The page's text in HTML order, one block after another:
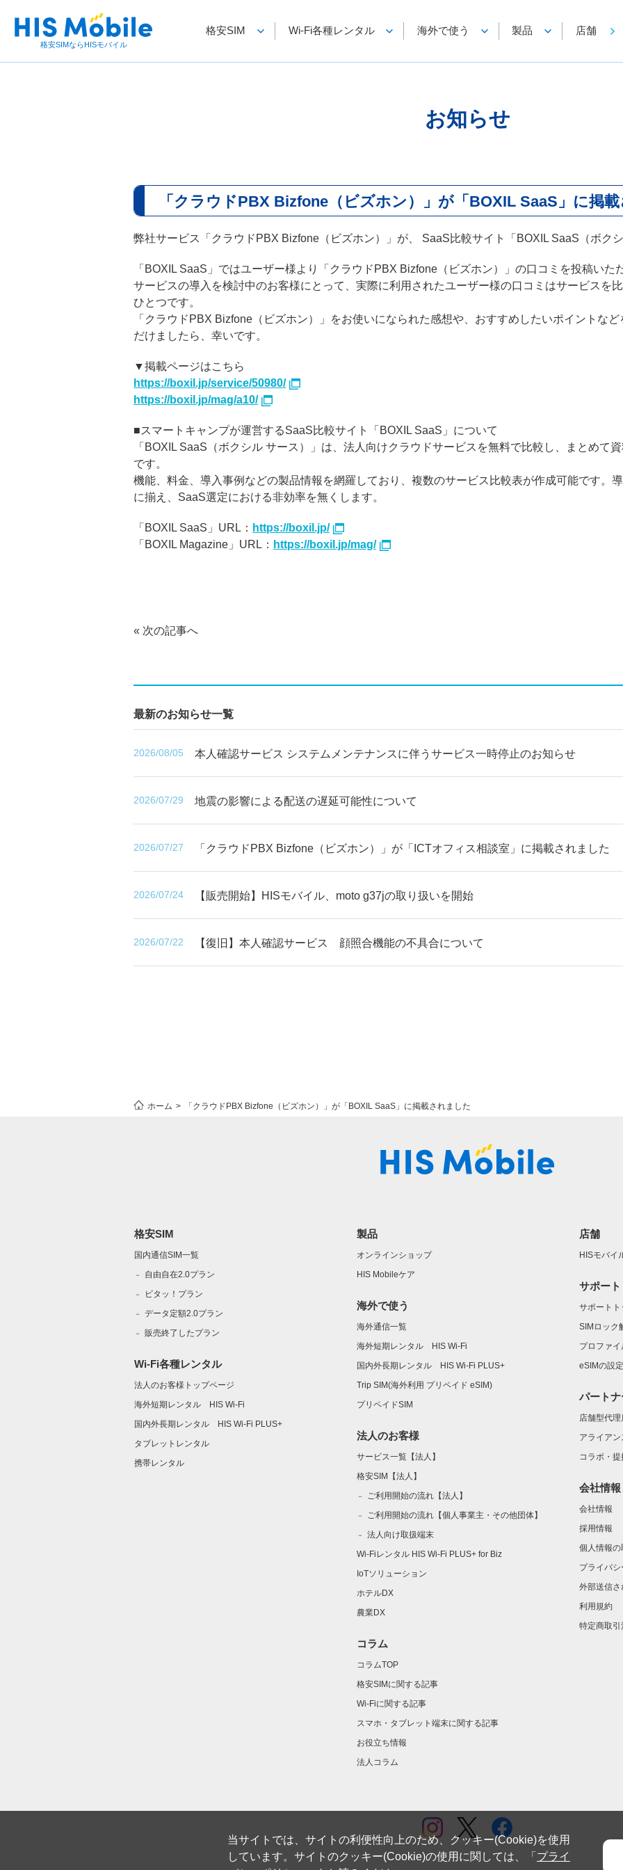
格安SIMならHISモバイル
格安SIM Wi-Fi各種レンタル 海外で使う 製品 店舗
お知らせ
「クラウドPBX Bizfone（ビズホン）」が「BOXIL SaaS」に掲
弊社サービス「クラウドPBX Bizfone（ビズホン）」が、 SaaS比較サイト「BOXIL SaaS（ボク
「BOXIL SaaS」ではユーザー様より「クラウドPBX Bizfone（ビズホン）」の口コミを投稿いた
サービスの導入を検討中のお客様にとって、実際に利用されたユーザー様の口コミはサービスを
ひとつです。
「クラウドPBX Bizfone（ビズホン）」をお使いになられた感想や、おすすめしたいポイントな
だけましたら、幸いです。
▼掲載ページはこちら
https://boxil.jp/service/50980/
https://boxil.jp/mag/a10/
■スマートキャンプが運営するSaaS比較サイト「BOXIL SaaS」について
「BOXIL SaaS（ボクシル サース）」は、法人向けクラウドサービスを無料で比較し、まとめて
です。
機能、料金、導入事例などの製品情報を網羅しており、複数のサービス比較表が作成可能です。
に揃え、SaaS選定における非効率を無くします。
「BOXIL SaaS」URL： https://boxil.jp/
「BOXIL Magazine」URL： https://boxil.jp/mag/
« 次の記事へ
最新のお知らせ一覧
2026/08/05 本人確認サービス システムメンテナンスに伴うサービス一時停止のお知らせ
2026/07/29 地震の影響による配送の遅延可能性について
2026/07/27 「クラウドPBX Bizfone（ビズホン）」が「ICTオフィス相談室」に掲載されました
2026/07/24 【販売開始】HISモバイル、moto g37jの取り扱いを開始
2026/07/22 【復旧】本人確認サービス 顔照合機能の不具合について
ホーム 「クラウドPBX Bizfone（ビズホン）」が「BOXIL SaaS」に掲載されました
格安SIM
国内通信SIM一覧
自由自在2.0プラン
ビタッ！プラン
データ定額2.0プラン
販売終了したプラン
Wi-Fi各種レンタル
法人のお客様トップページ
海外短期レンタル HIS Wi-Fi
国内外長期レンタル HIS Wi-Fi PLUS+
タブレットレンタル
携帯レンタル
製品
オンラインショップ
HIS Mobileケア
海外で使う
海外通信一覧
海外短期レンタル HIS Wi-Fi
国内外長期レンタル HIS Wi-Fi PLUS+
Trip SIM(海外利用 プリペイド eSIM)
プリペイドSIM
法人のお客様
サービス一覧【法人】
格安SIM【法人】
ご利用開始の流れ【法人】
ご利用開始の流れ【個人事業主・その他団体】
法人向け取扱端末
Wi-Fiレンタル HIS Wi-Fi PLUS+ for Biz
IoTソリューション
ホテルDX
農業DX
コラム
コラムTOP
格安SIMに関する記事
Wi-Fiに関する記事
スマホ・タブレット端末に関する記事
お役立ち情報
法人コラム
店舗
HISモバイ
サポート
サポートト
SIMロック
プロファ
eSIMの設
パート
店舗型代
アライア
コラボ・
会社情
会社情報
採用情報
個人情報の
プライバ
外部送信
利用規約
特定商取
当サイトでは、サイトの利便性向上のため、クッキー(Cookie)を使用
しています。サイトのクッキー(Cookie)の使用に関しては、「 プライ